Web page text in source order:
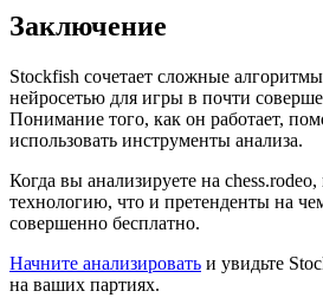
Заключение
Stockfish сочетает сложные
нейросетью для игры в почти
Понимание того, как он работает,
использовать инструменты анализа.
Когда вы анализируете на
технологию, что и претенденты на
совершенно бесплатно.
Начните анализировать и увидьте
на ваших партиях.